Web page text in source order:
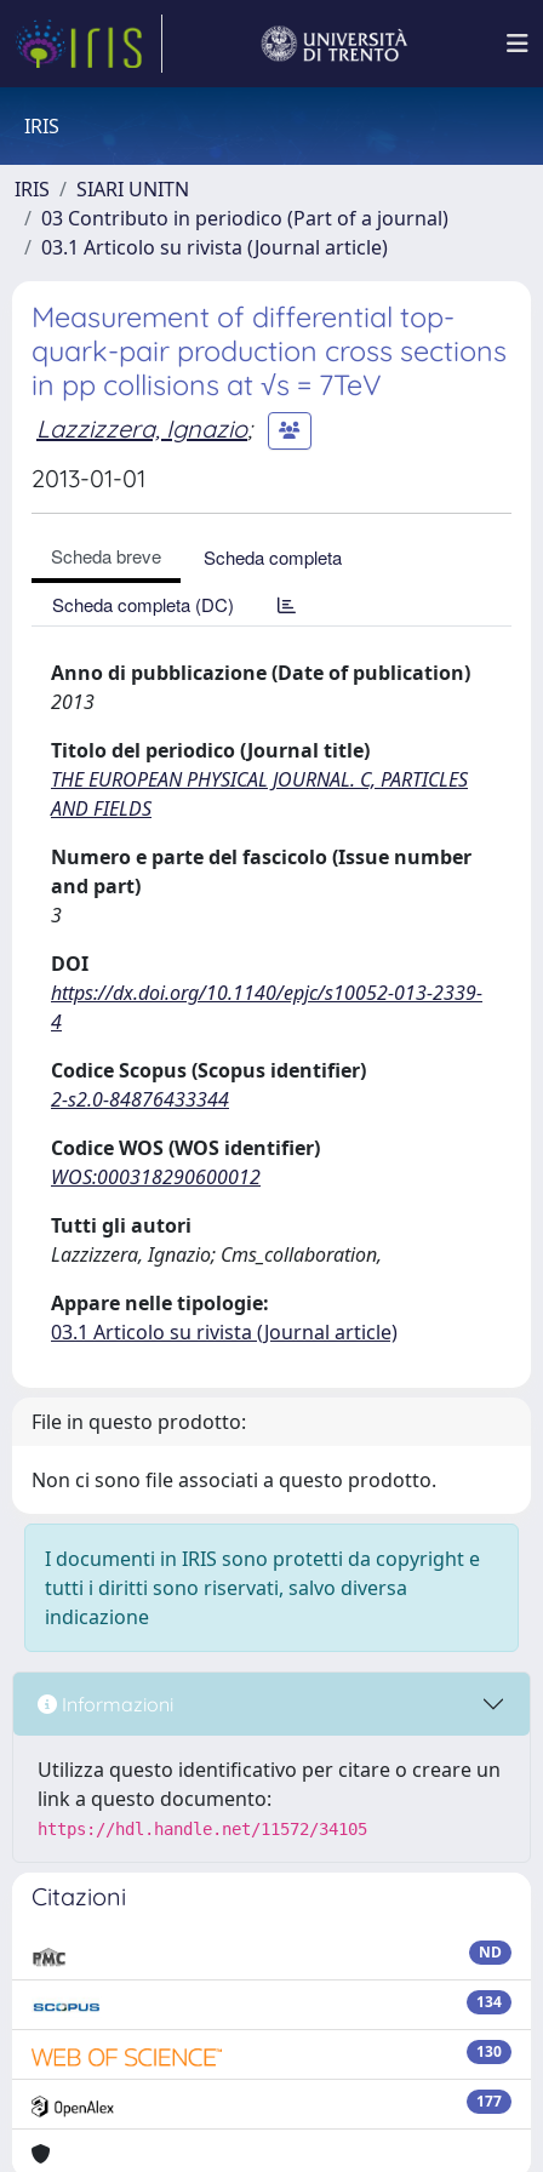
IRIS
IRIS
SIARI UNITN
03 Contributo in periodico (Part of a journal)
03.1 Articolo su rivista (Journal article)
Measurement of differential top-
quark-pair production cross sections
in pp collisions at √s = 7TeV
Lazzizzera, Ignazio;
2013-01-01
Scheda breve
Scheda completa
Scheda completa (DC)
Anno di pubblicazione (Date of publication)
2013
Titolo del periodico (Journal title)
THE EUROPEAN PHYSICAL JOURNAL. C, PARTICLES
AND FIELDS
Numero e parte del fascicolo (Issue number
and part)
3
DOI
https://dx.doi.org/10.1140/epjc/s10052-013-2339-
4
Codice Scopus (Scopus identifier)
2-s2.0-84876433344
Codice WOS (WOS identifier)
WOS:000318290600012
Tutti gli autori
Lazzizzera, Ignazio; Cms_collaboration,
Appare nelle tipologie:
03.1 Articolo su rivista (Journal article)
File in questo prodotto:
Non ci sono file associati a questo prodotto.
I documenti in IRIS sono protetti da copyright e
tutti i diritti sono riservati, salvo diversa
indicazione
Informazioni
Utilizza questo identificativo per citare o creare un
link a questo documento:
https://hdl.handle.net/11572/34105
Citazioni
ND
134
130
177